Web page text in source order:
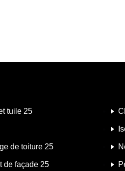
tuile 25
de toiture 25
de façade 25